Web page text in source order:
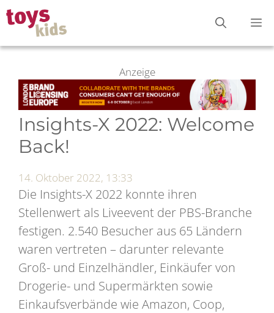
Zum
Inhalt
springen
Anzeige
Insights-X 2022: Welcome
Back!
14. Oktober 2022, 13:33
Die Insights-X 2022 konnte ihren
Stellenwert als Liveevent der PBS-Branche
festigen. 2.540 Besucher aus 65 Ländern
waren vertreten – darunter relevante
Groß- und Einzelhändler, Einkäufer von
Drogerie- und Supermärkten sowie
Einkaufsverbände wie Amazon, Coop,